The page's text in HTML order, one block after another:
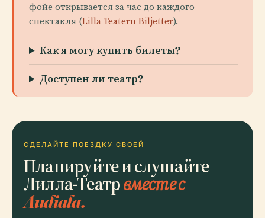
фойе открывается за час до каждого
спектакля (Lilla Teatern Biljetter).
Как я могу купить билеты?
Доступен ли театр?
СДЕЛАЙТЕ ПОЕЗДКУ СВОЕЙ
Планируйте и слушайте
Лилла-Театрвместе с
Audiala.